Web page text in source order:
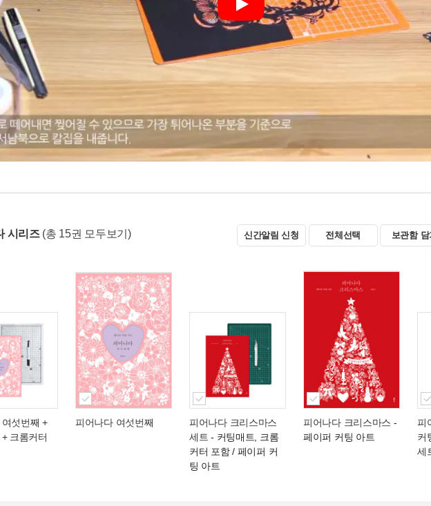
Play
시리즈 (총 15권 모두보기) 신간알림 신청 전체선택 보관함 담
섯번째 +
크롬커터
피어나다 여섯번째
피어나다 크리스마스
세트 - 커팅매트, 크롬
커터 포함 / 페이퍼 커
팅 아트
피어나다 크리스마스 -
페이퍼 커팅 아트
피
커
세